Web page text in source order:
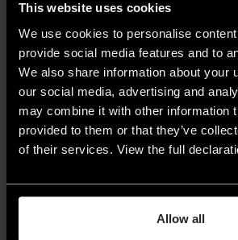
This website uses cookies
We use cookies to personalise
provide social media features and to
We also share information about your
our social media, advertising and
may combine it with other information
provided to them or that they’ve
of their services. View the full
Allow all
a infiniti fattori. Questo confronto
nostra esplorazione del confine
materiale e dimensione virtuale».